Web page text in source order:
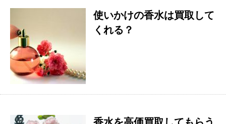
使いかけの香水は買取して
くれる？